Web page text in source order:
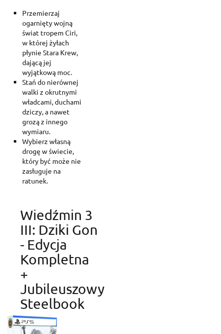
Przemierzaj
ogarnięty wojną
świat tropem Ciri,
w której żyłach
płynie Stara Krew,
dającą jej
wyjątkową moc.
Stań do nierównej
walki z okrutnymi
władcami, duchami
dziczy, a nawet
grozą z innego
wymiaru.
Wybierz własną
drogę w świecie,
który być może nie
zasługuje na
ratunek.
Wiedźmin 3
III: Dziki Gon
- Edycja
Kompletna
+
Jubileuszowy
Steelbook